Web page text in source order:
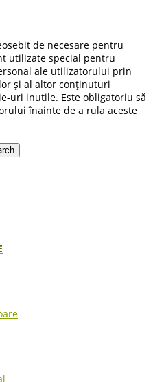
de necesare pentru
utilizate special pentru
ale utilizatorului prin
și al altor conținuturi
uri inutile. Este obligatoriu să
înainte de a rula aceste